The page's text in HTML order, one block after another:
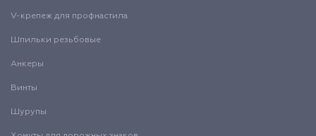
V-крепеж для профнастила
Шпильки резьбовые
Анкеры
Винты
Шурупы